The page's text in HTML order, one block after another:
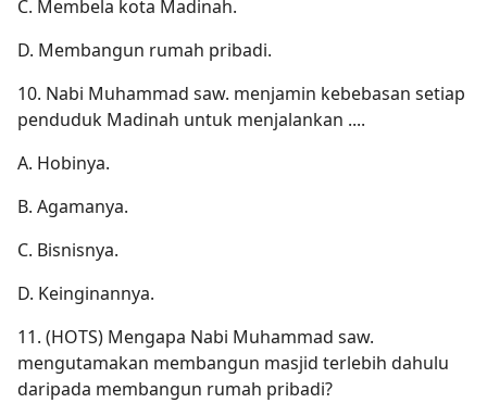
C. Membela kota Madinah.
D. Membangun rumah pribadi.
10. Nabi Muhammad saw. menjamin kebebasan setiap
penduduk Madinah untuk menjalankan ....
A. Hobinya.
B. Agamanya.
C. Bisnisnya.
D. Keinginannya.
11. (HOTS) Mengapa Nabi Muhammad saw.
mengutamakan membangun masjid terlebih dahulu
daripada membangun rumah pribadi?